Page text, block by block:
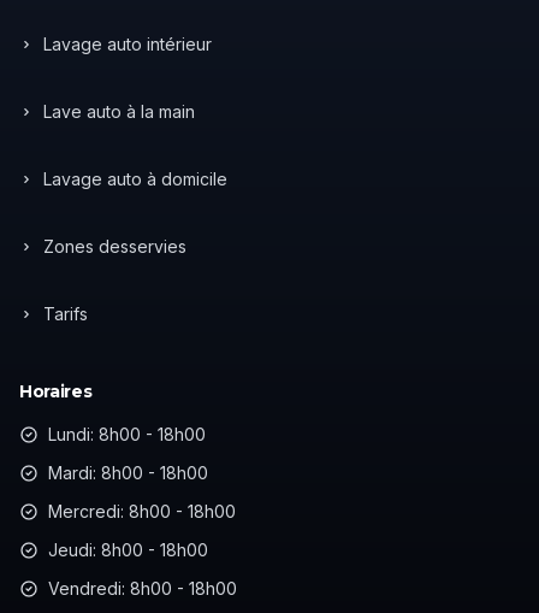
Lavage auto intérieur
Lave auto à la main
Lavage auto à domicile
Zones desservies
Tarifs
Horaires
Lundi: 8h00 - 18h00
Mardi: 8h00 - 18h00
Mercredi: 8h00 - 18h00
Jeudi: 8h00 - 18h00
Vendredi: 8h00 - 18h00